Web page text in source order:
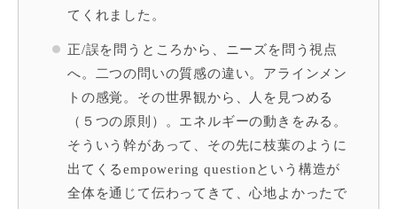
てくれました。
正/誤を問うところから、ニーズを問う視点
へ。二つの問いの質感の違い。アラインメン
トの感覚。その世界観から、人を見つめる
（５つの原則）。エネルギーの動きをみる。
そういう幹があって、その先に枝葉のように
出てくるempowering questionという構造が
全体を通じて伝わってきて、心地よかったで